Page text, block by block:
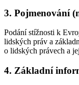
3. Pojmenování
Podání stížnosti k
lidských práv a
o lidských právech a
4. Základní